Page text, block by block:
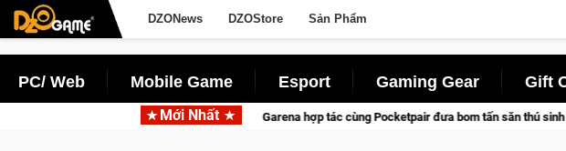
DZONews DZOStore Sản Phẩm
PC/ Web Mobile Game Esport Gaming Gear Gift
Mới Nhất
Garena hợp tác cùng Pocketpair đưa bom tấn săn thú sinh tồn lên di động với tên